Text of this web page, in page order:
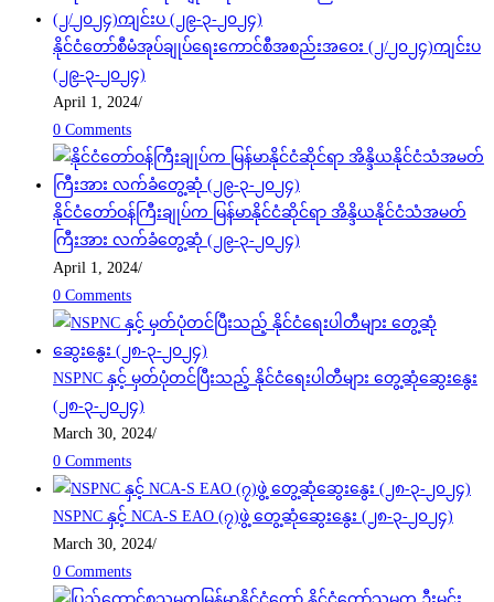
နိုင်ငံတော်စီမံအုပ်ချုပ်ရေးကောင်စီအစည်းအဝေး (၂/၂၀၂၄)ကျင်းပ
(၂၉-၃-၂၀၂၄)
April 1, 2024/
0 Comments
နိုင်ငံတော်ဝန်ကြီးချုပ်က မြန်မာနိုင်ငံဆိုင်ရာ အိန္ဒိယနိုင်ငံသံအမတ်
ကြီးအား လက်ခံတွေ့ဆုံ (၂၉-၃-၂၀၂၄)
April 1, 2024/
0 Comments
NSPNC နှင့် မှတ်ပုံတင်ပြီးသည့် နိုင်ငံရေးပါတီများ တွေ့ဆုံဆွေးနွေး
(၂၈-၃-၂၀၂၄)
March 30, 2024/
0 Comments
NSPNC နှင့် NCA-S EAO (၇)ဖွဲ့ တွေ့ဆုံဆွေးနွေး (၂၈-၃-၂၀၂၄)
March 30, 2024/
0 Comments